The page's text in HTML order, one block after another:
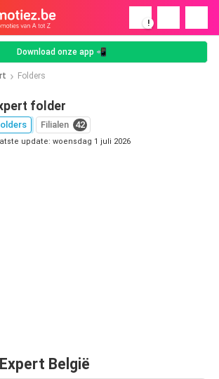
!
Download onze app 📲
Folders
folder
Filialen 42
update: woensdag 1 juli 2026
België